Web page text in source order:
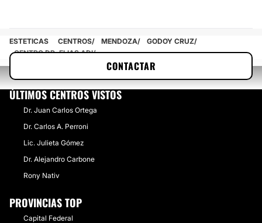
CONTACTAR
ESTETICAS CENTROS MENDOZA
GODOY CRUZ
CENTRO DR. ELIAS ADI
ÚLTIMOS CENTROS VISTOS
Dr. Juan Carlos Ortega
Dr. Carlos A. Perroni
Lic. Julieta Gómez
Dr. Alejandro Carbone
Rony Nativ
PROVINCIAS TOP
Capital Federal